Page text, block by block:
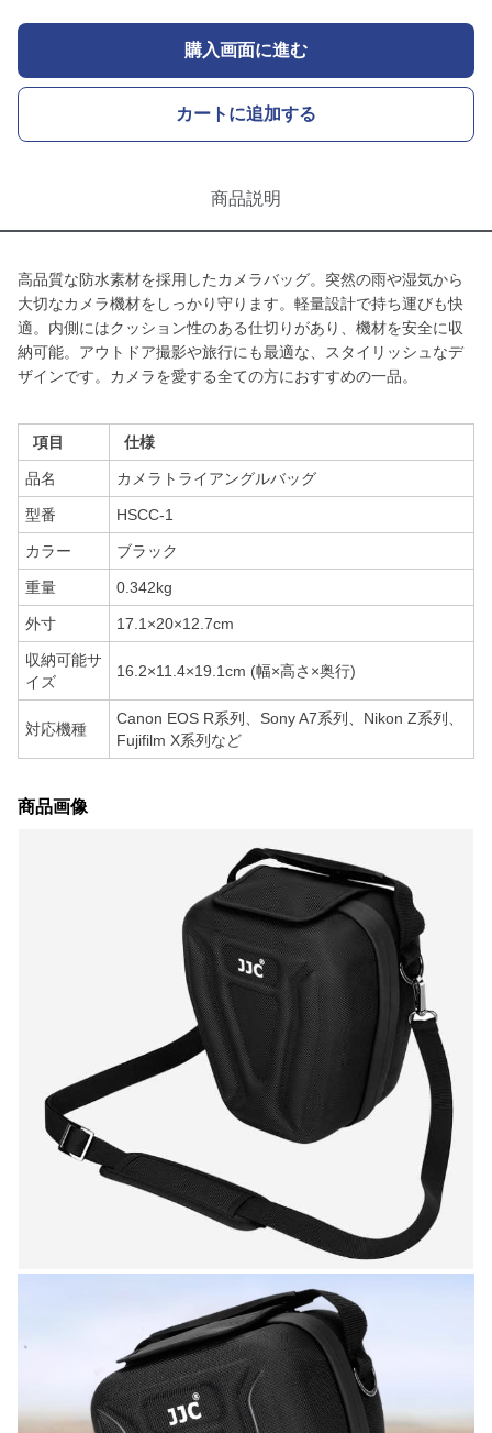
購入画面に進む
カートに追加する
商品説明
高品質な防水素材を採用したカメラバッグ。突然の雨や湿気から
大切なカメラ機材をしっかり守ります。軽量設計で持ち運びも快
適。内側にはクッション性のある仕切りがあり、機材を安全に収
納可能。アウトドア撮影や旅行にも最適な、スタイリッシュなデ
ザインです。カメラを愛する全ての方におすすめの一品。
項目 仕様
品名 カメラトライアングルバッグ
型番 HSCC-1
カラー ブラック
重量 0.342kg
外寸 17.1×20×12.7cm
収納可能サ
イズ
16.2×11.4×19.1cm (幅×高さ×奥行)
対応機種
Canon EOS R系列、Sony A7系列、Nikon Z系列、
Fujifilm X系列など
商品画像